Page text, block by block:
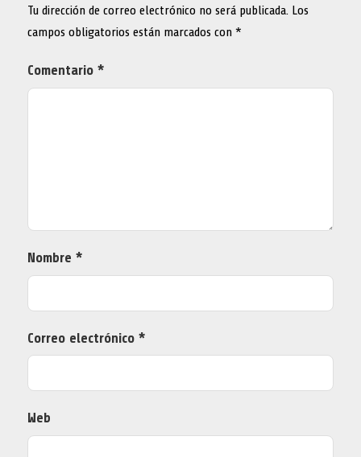
Tu dirección de correo electrónico no será publicada. Los
campos obligatorios están marcados con *
Comentario *
Nombre *
Correo electrónico *
Web